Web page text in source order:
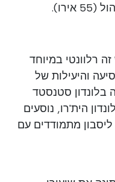
רלוונטי במיוחד
והיעילות של
בלונדון סטנסטד
הית'רו, נוסעים
מתמודדים עם